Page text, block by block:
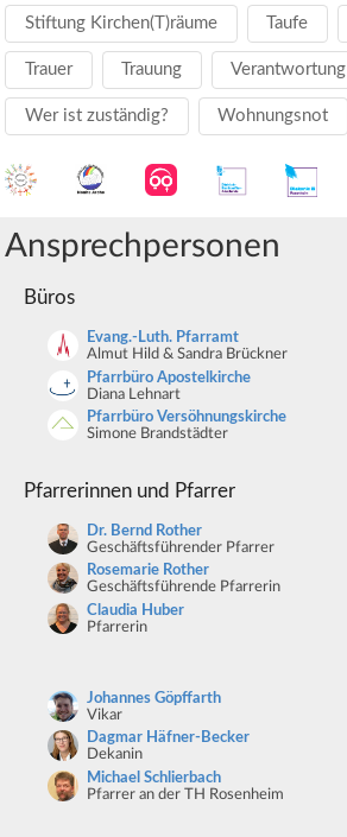
Stiftung Kirchen(T)räume Taufe
Trauer Trauung Verantwortung
Wer ist zuständig? Wohnungsnot
Ansprechpersonen
Büros
Evang.-Luth. Pfarramt
Almut Hild & Sandra Brückner
Pfarrbüro Apostelkirche
Diana Lehnart
Pfarrbüro Versöhnungskirche
Simone Brandstädter
Pfarrerinnen und Pfarrer
Dr. Bernd Rother
Geschäftsführender Pfarrer
Rosemarie Rother
Geschäftsführende Pfarrerin
Claudia Huber
Pfarrerin
Johannes Göpffarth
Vikar
Dagmar Häfner-Becker
Dekanin
Michael Schlierbach
Pfarrer an der TH Rosenheim